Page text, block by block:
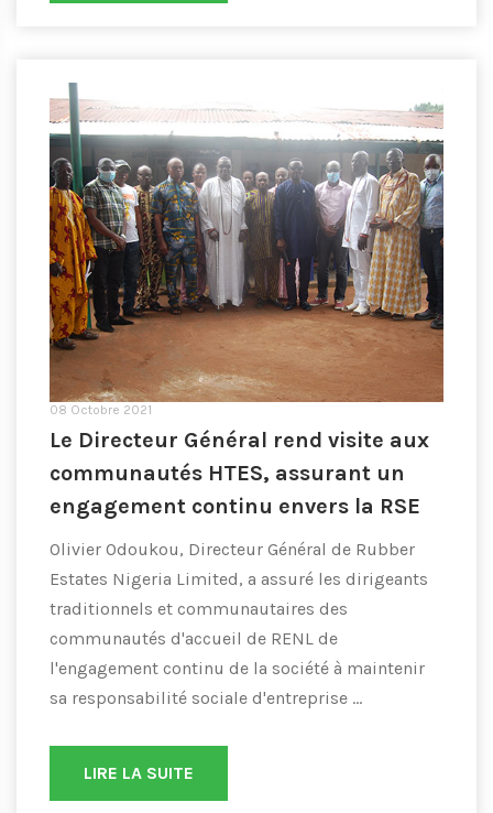
08 Octobre 2021
Le Directeur Général rend visite aux
communautés HTES, assurant un
engagement continu envers la RSE
Olivier Odoukou, Directeur Général de Rubber
Estates Nigeria Limited, a assuré les dirigeants
traditionnels et communautaires des
communautés d'accueil de RENL de
l'engagement continu de la société à maintenir
sa responsabilité sociale d'entreprise ...
LIRE LA SUITE